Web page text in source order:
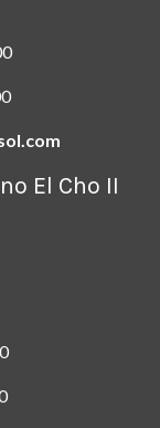
El Cho II